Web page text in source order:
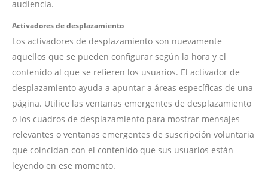
audiencia.
Activadores de desplazamiento
Los activadores de desplazamiento son nuevamente
aquellos que se pueden configurar según la hora y el
contenido al que se refieren los usuarios. El activador de
desplazamiento ayuda a apuntar a áreas específicas de una
página. Utilice las ventanas emergentes de desplazamiento
o los cuadros de desplazamiento para mostrar mensajes
relevantes o ventanas emergentes de suscripción voluntaria
que coincidan con el contenido que sus usuarios están
leyendo en ese momento.